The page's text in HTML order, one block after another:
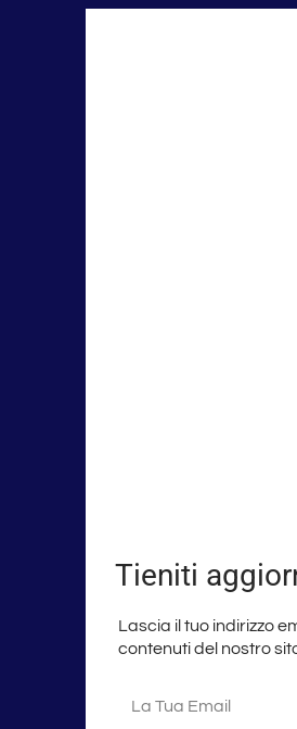
Tieniti
Lascia il tuo indirizzo
contenuti del nostro
tua